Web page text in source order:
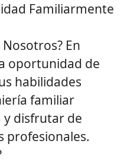
Familiarmente
En
oportunidad de
habilidades
familiar
disfrutar de
profesionales.